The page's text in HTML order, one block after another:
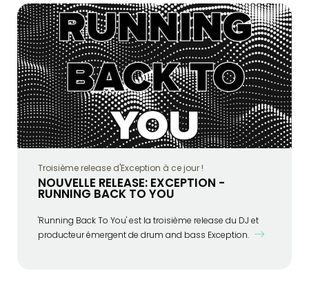
Troisième release d'Exception à ce jour !
NOUVELLE RELEASE: EXCEPTION -
RUNNING BACK TO YOU
'Running Back To You' est la troisième release du DJ et
producteur émergent de drum and bass Exception.